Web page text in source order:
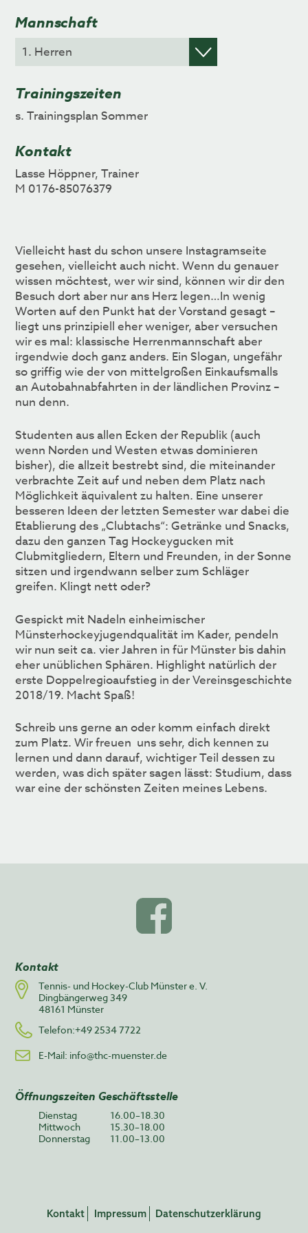
Mannschaft
Trainingszeiten
s. Trainingsplan Sommer
Kontakt
Lasse Höppner, Trainer
M 0176-85076379
Vielleicht hast du schon unsere Instagramseite
gesehen, vielleicht auch nicht. Wenn du genauer
wissen möchtest, wer wir sind, können wir dir den
Besuch dort aber nur ans Herz legen…In wenig
Worten auf den Punkt hat der Vorstand gesagt –
liegt uns prinzipiell eher weniger, aber versuchen
wir es mal: klassische Herrenmannschaft aber
irgendwie doch ganz anders. Ein Slogan, ungefähr
so griffig wie der von mittelgroßen Einkaufsmalls
an Autobahnabfahrten in der ländlichen Provinz –
nun denn.
Studenten aus allen Ecken der Republik (auch
wenn Norden und Westen etwas dominieren
bisher), die allzeit bestrebt sind, die miteinander
verbrachte Zeit auf und neben dem Platz nach
Möglichkeit äquivalent zu halten. Eine unserer
besseren Ideen der letzten Semester war dabei die
Etablierung des „Clubtachs“: Getränke und Snacks,
dazu den ganzen Tag Hockeygucken mit
Clubmitgliedern, Eltern und Freunden, in der Sonne
sitzen und irgendwann selber zum Schläger
greifen. Klingt nett oder?
Gespickt mit Nadeln einheimischer
Münsterhockeyjugendqualität im Kader, pendeln
wir nun seit ca. vier Jahren in für Münster bis dahin
eher unüblichen Sphären. Highlight natürlich der
erste Doppelregioaufstieg in der Vereinsgeschichte
2018/19. Macht Spaß!
Schreib uns gerne an oder komm einfach direkt
zum Platz. Wir freuen uns sehr, dich kennen zu
lernen und dann darauf, wichtiger Teil dessen zu
werden, was dich später sagen lässt: Studium, dass
war eine der schönsten Zeiten meines Lebens.
Kontakt
Tennis- und Hockey-Club Münster e. V.
Dingbängerweg 349
48161 Münster
Telefon:+49 2534 7722
E-Mail: info@thc-muenster.de
Öffnungszeiten Geschäftsstelle
Dienstag
16.00–18.30
Mittwoch
15.30–18.00
Donnerstag
11.00–13.00
Kontakt Impressum Datenschutzerklärung